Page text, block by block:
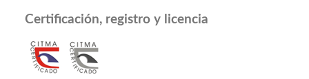
Certificación, registro y licencia